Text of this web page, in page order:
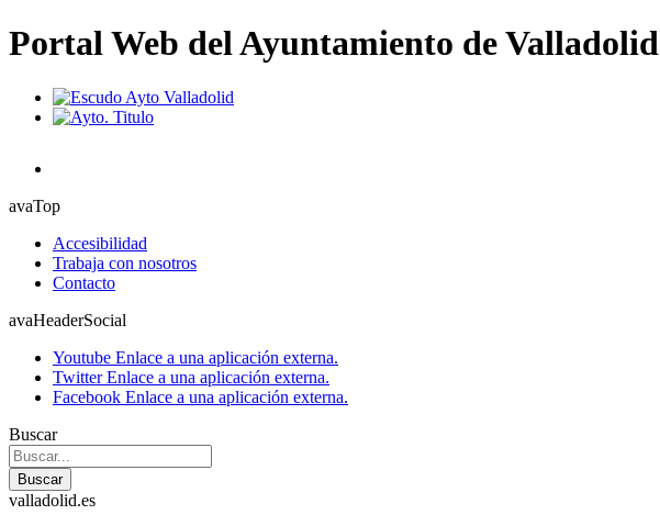
Portal Web del Ayuntamiento de Valladolid
avaTop
Accesibilidad
Trabaja con nosotros
Contacto
avaHeaderSocial
Youtube Enlace a una aplicación externa.
TwitterEnlace a una aplicación externa.
Facebook Enlace a una aplicación externa.
Buscar
Buscar
valladolid.es